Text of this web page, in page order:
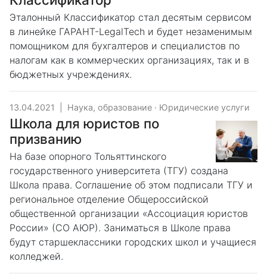
Эталонный Классификатор стал десятым сервисом
в линейке ГАРАНТ-LegalTech и будет незаменимым
помощником для бухгалтеров и специалистов по
налогам как в коммерческих организациях, так и в
бюджетных учреждениях.
13.04.2021 Наука, образование · Юридические услуги
Школа для юристов по
призванию
На базе опорного Тольяттинского
государственного университета (ТГУ) создана
Школа права. Соглашение об этом подписали ТГУ и
региональное отделение Общероссийской
общественной организации «Ассоциация юристов
России» (СО АЮР). Заниматься в Школе права
будут старшеклассники городских школ и учащиеся
колледжей.